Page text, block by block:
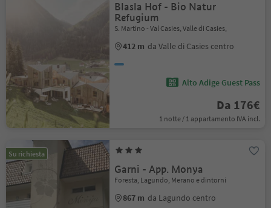
Blasla Hof - Bio Natur
Refugium
S. Martino - Val Casies, Valle di Casies,
412 m da Valle di Casies centro
Alto Adige Guest Pass
Da 176€
1 notte / 1 appartamento IVA incl.
Su richiesta
Garni - App. Monya
Foresta, Lagundo, Merano e dintorni
867 m da Lagundo centro